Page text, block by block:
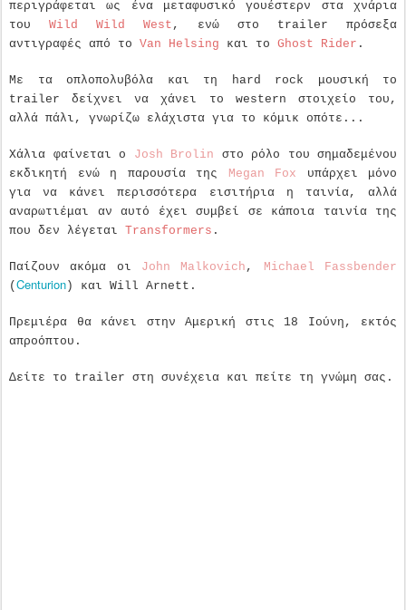
περιγράφεται ως ένα μεταφυσικό γουέστερν στα χνάρια
του Wild Wild West , ενώ στο trailer πρόσεξα
αντιγραφές από το Van Helsing και το Ghost Rider .
Με τα οπλοπολυβόλα και τη hard rock μουσική το
trailer δείχνει να χάνει το western στοιχείο του,
αλλά πάλι, γνωρίζω ελάχιστα για το κόμικ οπότε...
Χάλια φαίνεται ο Josh Brolin στο ρόλο του σημαδεμένου
εκδικητή ενώ η παρουσία της Megan Fox υπάρχει μόνο
για να κάνει περισσότερα εισιτήρια η ταινία, αλλά
αναρωτιέμαι αν αυτό έχει συμβεί σε κάποια ταινία της
που δεν λέγεται Transformers .
Παίζουν ακόμα οι John Malkovich , Michael Fassbender
( Centurion ) και Will Arnett.
Πρεμιέρα θα κάνει στην Αμερική στις 18 Ιούνη, εκτός
απροόπτου.
Δείτε το trailer στη συνέχεια και πείτε τη γνώμη σας.